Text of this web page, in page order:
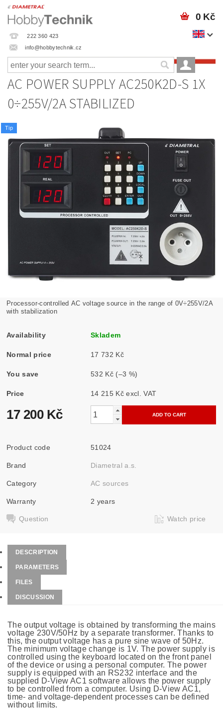
222 360 423
info@hobbytechnik.cz
0 Kč
AC POWER SUPPLY AC250K2D-S 1X
0÷255V/2A STABILIZED
Tip
Processor-controlled AC voltage source in the range of 0V÷255V/2A
with stabilization
Availability Skladem
Normal price 17 732 Kč
You save 532 Kč (–3 %)
Price 14 215 Kč excl. VAT
17 200 Kč
Product code 51024
Brand Diametral a.s.
Category AC sources
Warranty 2 years
Question Watch price
DESCRIPTION
PARAMETERS
FILES
DISCUSSION
The output voltage is obtained by transforming the mains
voltage 230V/50Hz by a separate transformer. Thanks to
this, the output voltage has a pure sine wave of 50Hz.
The minimum voltage change is 1V. The power supply is
controlled using the keyboard located on the front panel
of the device or using a personal computer. The power
supply is equipped with an RS232 interface and the
supplied D-View AC1 software allows the power supply
to be controlled from a computer. Using D-View AC1,
time- and voltage-dependent processes can be defined
without limits.